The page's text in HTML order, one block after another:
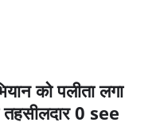
को पलीता लगा
तहसीलदार 0 see